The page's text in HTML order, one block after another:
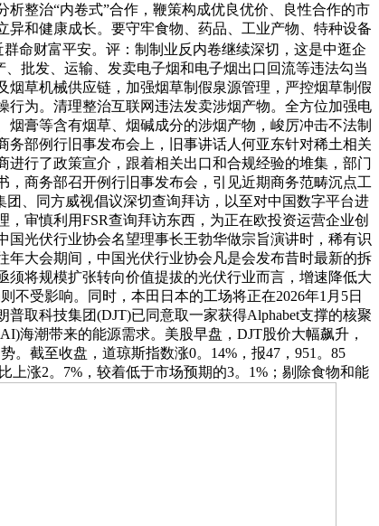
整治“内卷式”合作，鞭策构成优良优价、良性合作的市
和健康成长。要守牢食物、药品、工业产物、特种设备
命财富平安。评：制制业反内卷继续深切，这是中逛企
批发、运输、发卖电子烟和电子烟出口回流等违法勾当
草机械供应链，加强烟草制假泉源管理，严控烟草制假
为。清理整治互联网违法发卖涉烟产物。全方位加强电
膏等含有烟草、烟碱成分的涉烟产物，峻厉冲击不法制
部例行旧事发布会上，旧事讲话人何亚东针对稀土相关
行了政策宣介，跟着相关出口和合规经验的堆集，部门
商务部召开例行旧事发布会，引见近期商务范畴沉点工
、同方威视倡议深切查询拜访，以至对中国数字平台进
审慎利用FSR查询拜访东西，为正在欧投资运营企业创
光伏行业协会名望理事长王勃华做宗旨演讲时，稀有识
大会期间，中国光伏行业协会凡是会发布昔时最新的拆
将规模扩张转向价值提拔的光伏行业而言，增速降低大
不受影响。同时，本田日本的工场将正在2026年1月5日
取科技集团(DJT)已同意取一家获得Alphabet支撑的核聚
海潮带来的能源需求。美股早盘，DJT股价大幅飙升，
。截至收盘，道琼斯指数涨0。14%，报47，951。85
上涨2。7%，较着低于市场预期的3。1%；剔除食物和能